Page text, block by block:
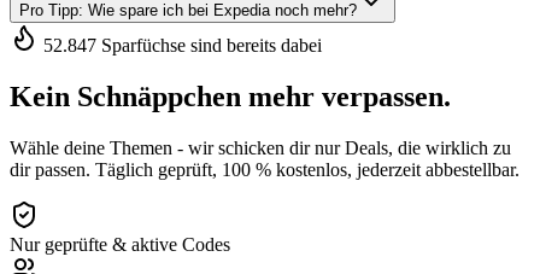
Pro Tipp: Wie spare ich bei Expedia noch mehr?
52.847 Sparfüchse sind bereits dabei
Kein Schnäppchen mehr verpassen.
Wähle deine Themen - wir schicken dir nur Deals, die wirklich zu
dir passen. Täglich geprüft, 100 % kostenlos, jederzeit abbestellbar.
Nur geprüfte & aktive Codes